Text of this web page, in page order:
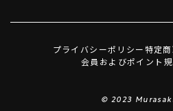
プライバシーポリシー特定
会員およびポイント
© 2023